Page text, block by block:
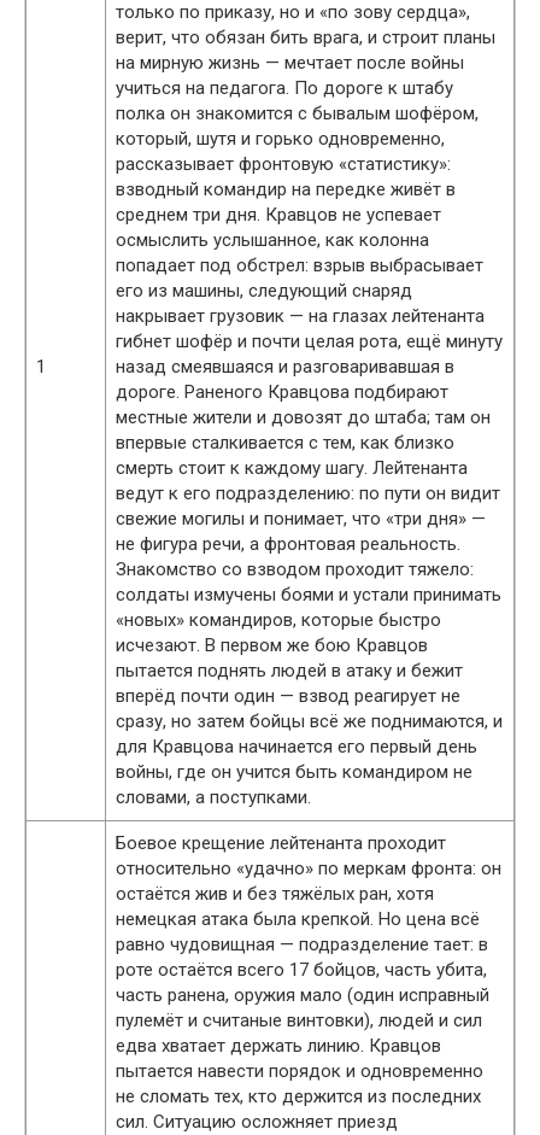
1
только по приказу, но и «по зову сердца»,
верит, что обязан бить врага, и строит планы
на мирную жизнь — мечтает после войны
учиться на педагога. По дороге к штабу
полка он знакомится с бывалым шофёром,
который, шутя и горько одновременно,
рассказывает фронтовую «статистику»:
взводный командир на передке живёт в
среднем три дня. Кравцов не успевает
осмыслить услышанное, как колонна
попадает под обстрел: взрыв выбрасывает
его из машины, следующий снаряд
накрывает грузовик — на глазах лейтенанта
гибнет шофёр и почти целая рота, ещё минуту
назад смеявшаяся и разговаривавшая в
дороге. Раненого Кравцова подбирают
местные жители и довозят до штаба; там он
впервые сталкивается с тем, как близко
смерть стоит к каждому шагу. Лейтенанта
ведут к его подразделению: по пути он видит
свежие могилы и понимает, что «три дня» —
не фигура речи, а фронтовая реальность.
Знакомство со взводом проходит тяжело:
солдаты измучены боями и устали принимать
«новых» командиров, которые быстро
исчезают. В первом же бою Кравцов
пытается поднять людей в атаку и бежит
вперёд почти один — взвод реагирует не
сразу, но затем бойцы всё же поднимаются, и
для Кравцова начинается его первый день
войны, где он учится быть командиром не
словами, а поступками.
Боевое крещение лейтенанта проходит
относительно «удачно» по меркам фронта: он
остаётся жив и без тяжёлых ран, хотя
немецкая атака была крепкой. Но цена всё
равно чудовищная — подразделение тает: в
роте остаётся всего 17 бойцов, часть убита,
часть ранена, оружия мало (один исправный
пулемёт и считаные винтовки), людей и сил
едва хватает держать линию. Кравцов
пытается навести порядок и одновременно
не сломать тех, кто держится из последних
сил. Ситуацию осложняет приезд